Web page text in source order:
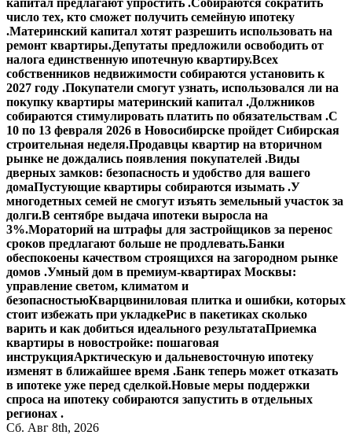
капитал предлагают упростить .Собираются сократить
число тех, кто сможет получить семейную ипотеку
.Материнский капитал хотят разрешить использовать на
ремонт квартиры.Депутаты предложили освободить от
налога единственную ипотечную квартиру.Всех
собственников недвижимости собираются установить к
2027 году .Покупатели смогут узнать, использовался ли на
покупку квартиры материнский капитал .Должников
собираются стимулировать платить по обязательствам .С
10 по 13 февраля 2026 в Новосибирске пройдет Сибирская
строительная неделя.Продавцы квартир на вторичном
рынке не дождались появления покупателей .Виды
дверных замков: безопасность и удобство для вашего
домаПустующие квартиры собираются изымать .У
многодетных семей не смогут изъять земельный участок за
долги.В сентябре выдача ипотеки выросла на
3%.Мораторий на штрафы для застройщиков за перенос
сроков предлагают больше не продлевать.Банки
обеспокоены качеством строящихся на загородном рынке
домов .Умный дом в премиум-квартирах Москвы:
управление светом, климатом и
безопасностьюКварцвиниловая плитка и ошибки, которых
стоит избежать при укладкеРис в пакетиках сколько
варить и как добиться идеального результатаПриемка
квартиры в новостройке: пошаговая
инструкцияАрктическую и дальневосточную ипотеку
изменят в ближайшее время .Банк теперь может отказать
в ипотеке уже перед сделкой.Новые меры поддержки
спроса на ипотеку собираются запустить в отдельных
регионах .
Сб. Авг 8th, 2026